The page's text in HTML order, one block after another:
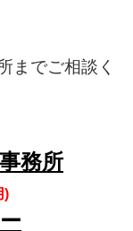
までご相談く
務所
)